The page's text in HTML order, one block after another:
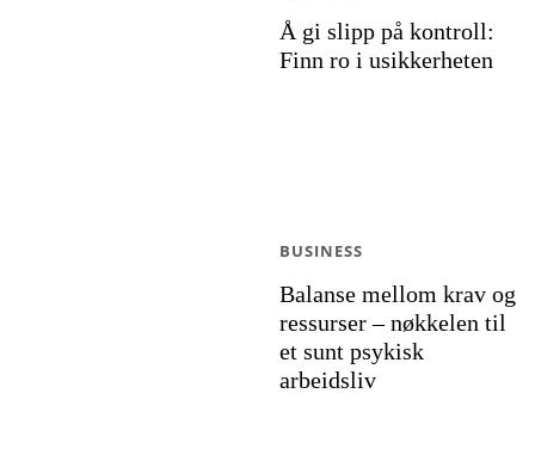
Å gi slipp på kontroll:
Finn ro i usikkerheten
Balanse mellom krav og
ressurser – nøkkelen til
et sunt psykisk
arbeidsliv
BUSINESS